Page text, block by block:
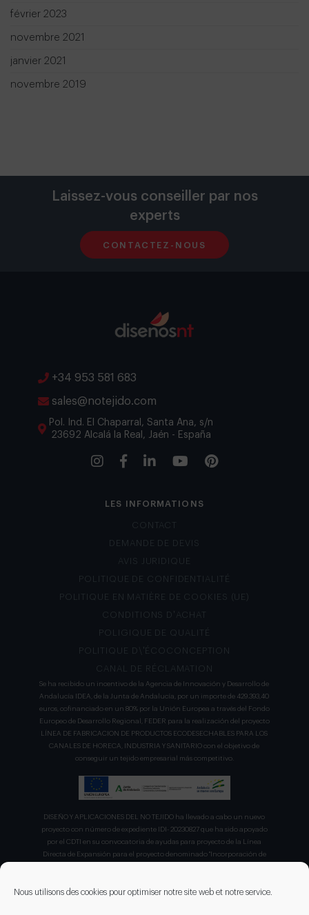
Nous utilisons des cookies pour optimiser notre site web et notre service.
février 2023
novembre 2021
janvier 2021
novembre 2019
Laissez-vous conseiller par nos
experts
CONTACTEZ-NOUS
+34 953 581 683
sales@notejido.com
Pol. Ind. El Chaparral, Santa Ana, s/n
23692 Alcalá la Real, Jaén - España
LES INFORMATIONS
CONTACT
DEMANDE DE DEVIS
AVIS JURIDIQUE
POLITIQUE DE CONFIDENTIALITÉ
POLITIQUE EN MATIÈRE DE COOKIES (UE)
CONDITIONS D’ACHAT
POLIGIQUE DE QUALITÉ
POLITIQUE D\’ÉCOCONCEPTION
CANAL DE RÉCLAMATION
Se ha recibido un incentivo de la Agencia de Innovación y Desarrollo de
Andalucía IDEA, de la Junta de Andalucía, por un importe de 429.393,40
euros, cofinanciado en un 80% por la Unión Europea a través del Fondo
Europeo de Desarrollo Regional, FEDER para la realización del proyecto
LÍNEA DE FABRICACION DE PRODUCTOS ECODESECHABLES PARA LOS
CANALES DE HORECA, INDUSTRIA Y SANITARIO con el objetivo de
conseguir un tejido empresarial más competitivo.
DISEÑO Y APLICACIONES DEL NO TEJIDO ha llevado a cabo un nuevo
proyecto con número de expediente IDI- 20230827 que ha sido apoyado
por el CDTI en su convocatoria de ayudas para proyecto de la Línea
Directa de Expansión para el proyecto denominado "Incorporación de
recibiendo en concepto de ayuda parcialmente reembolsable un 75%